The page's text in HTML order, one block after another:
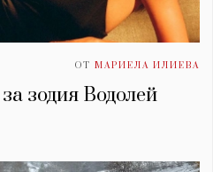
ОТ МАРИЕЛА ИЛИЕВА
зодия Водолей